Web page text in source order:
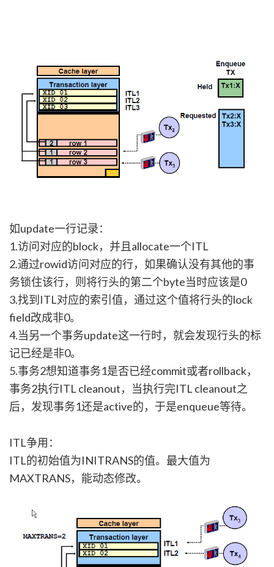
如update一行记录：
1.访问对应的block，并且allocate一个ITL
2.通过rowid访问对应的行，如果确认没有其他的事
务锁住该行，则将行头的第二个byte当时应该是0
3.找到ITL对应的索引值，通过这个值将行头的lock
field改成非0。
4.当另一个事务update这一行时，就会发现行头的标
记已经是非0。
5.事务2想知道事务1是否已经commit或者rollback，
事务2执行ITL cleanout，当执行完ITL cleanout之
后，发现事务1还是active的，于是enqueue等待。
ITL争用：
ITL的初始值为INITRANS的值。最大值为
MAXTRANS，能动态修改。